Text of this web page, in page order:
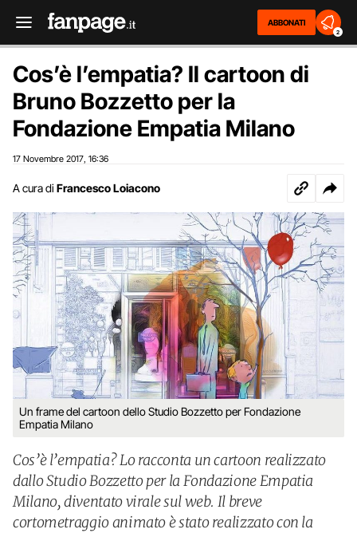
ABBONATI
2
Cos’è l’empatia? Il cartoon di
Bruno Bozzetto per la
Fondazione Empatia Milano
17 Novembre 2017 16:36
A cura di Francesco Loiacono
Un frame del cartoon dello Studio Bozzetto per Fondazione
Empatia Milano
Cos’è l’empatia? Lo racconta un cartoon realizzato
dallo Studio Bozzetto per la Fondazione Empatia
Milano, diventato virale sul web. Il breve
cortometraggio animato è stato realizzato con la